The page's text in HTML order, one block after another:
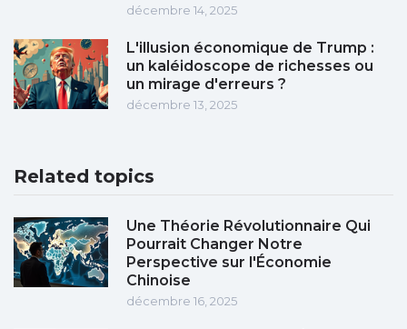
décembre 14, 2025
L'illusion économique de Trump :
un kaléidoscope de richesses ou
un mirage d'erreurs ?
décembre 13, 2025
Related topics
Une Théorie Révolutionnaire Qui
Pourrait Changer Notre
Perspective sur l'Économie
Chinoise
décembre 16, 2025